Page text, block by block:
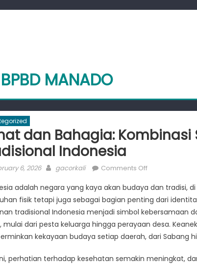
MANADO
dan Bahagia:
Indonesia
6, 2026 Author
gacorkali Comments Offon
dan
Bahagia:
Kombinasi
Sempurna
Makanan
Indonesia
adalah negara yang kaya akan budaya dan tradisi,
fisik tetapi juga sebagai bagian penting dari
tradisional Indonesia menjadi simbol kebersamaan
mulai dari pesta keluarga hingga perayaan desa.
kekayaan budaya setiap daerah, dari Sabang
perhatian terhadap kesehatan semakin meningkat,